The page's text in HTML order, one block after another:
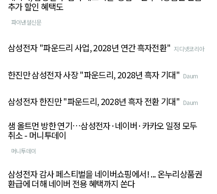
추가 할인 혜택도
파이낸셜신문
삼성전자 "파운드리 사업, 2028년 연간 흑자전환" 지디넷코리아
한진만 삼성전자 사장 "파운드리, 2028년 흑자 기대" Daum
삼성전자 한진만 "파운드리, 2028년 흑자 전환 기대" Daum
샘 올트먼 방한 연기…삼성전자·네이버·카카오 일정 모두
취소 - 머니투데이
머니투데이
삼성전자 감사 페스티벌을 네이버쇼핑에서! ... 온누리상품권
환급에 더해 네이버 전용 혜택까지 쏜다